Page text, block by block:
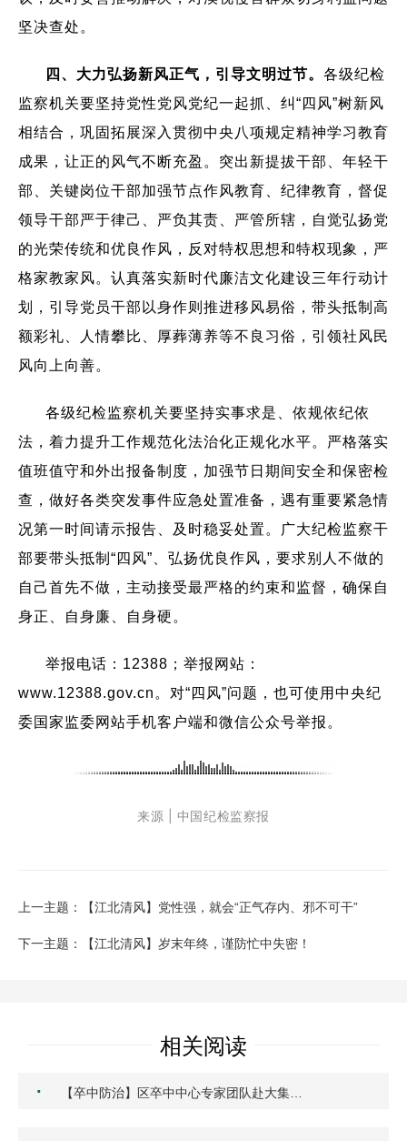
坚决查处。
四、大力弘扬新风正气，引导文明过节。 各级纪检
监察机关要坚持党性党风党纪一起抓、纠“四风”树新风
相结合，巩固拓展深入贯彻中央八项规定精神学习教育
成果，让正的风气不断充盈。突出新提拔干部、年轻干
部、关键岗位干部加强节点作风教育、纪律教育，督促
领导干部严于律己、严负其责、严管所辖，自觉弘扬党
的光荣传统和优良作风，反对特权思想和特权现象，严
格家教家风。认真落实新时代廉洁文化建设三年行动计
划，引导党员干部以身作则推进移风易俗，带头抵制高
额彩礼、人情攀比、厚葬薄养等不良习俗，引领社风民
风向上向善。
各级纪检监察机关要坚持实事求是、依规依纪依
法，着力提升工作规范化法治化正规化水平。严格落实
值班值守和外出报备制度，加强节日期间安全和保密检
查，做好各类突发事件应急处置准备，遇有重要紧急情
况第一时间请示报告、及时稳妥处置。广大纪检监察干
部要带头抵制“四风”、弘扬优良作风，要求别人不做的
自己首先不做，主动接受最严格的约束和监督，确保自
身正、自身廉、自身硬。
举报电话：12388；举报网站：
www.12388.gov.cn。对“四风”问题，也可使用中央纪
委国家监委网站手机客户端和微信公众号举报。
来源 | 中国纪检监察报
上一主题：【江北清风】党性强，就会“正气存内、邪不可干”
下一主题：【江北清风】岁末年终，谨防忙中失密！
相关阅读
· 【卒中防治】区卒中中心专家团队赴大集…